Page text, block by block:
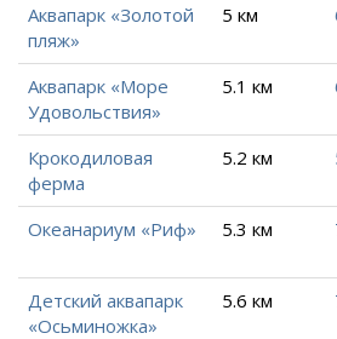
Аквапарк «Золотой
пляж»
5 км
Аквапарк «Море
Удовольствия»
5.1 км
Крокодиловая
ферма
5.2 км
Океанариум «Риф» 5.3 км
Детский аквапарк
«Осьминожка»
5.6 км